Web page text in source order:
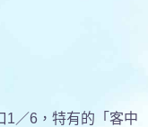
1／6，特有的「客中